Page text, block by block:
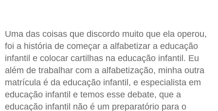
Uma das coisas que discordo muito que ela operou,
foi a história de começar a alfabetizar a educação
infantil e colocar cartilhas na educação infantil. Eu
além de trabalhar com a alfabetização, minha outra
matrícula é da educação infantil, e especialista em
educação infantil e temos esse debate, que a
educação infantil não é um preparatório para o